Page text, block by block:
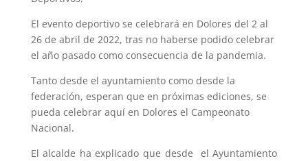
El evento deportivo se celebrará en Dolores del 2 al
26 de abril de 2022, tras no haberse podido celebrar
el año pasado como consecuencia de la pandemia.
Tanto desde el ayuntamiento como desde la
federación, esperan que en próximas ediciones, se
pueda celebrar aquí en Dolores el Campeonato
Nacional.
El alcalde ha explicado que desde el Ayuntamiento